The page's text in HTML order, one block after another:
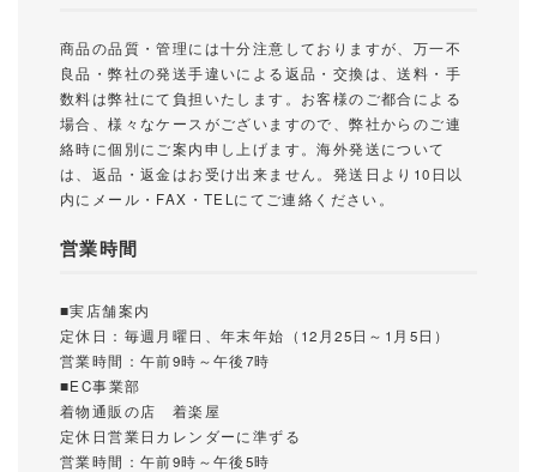
商品の品質・管理には十分注意しておりますが、万一不
良品・弊社の発送手違いによる返品・交換は、送料・手
数料は弊社にて負担いたします。お客様のご都合による
場合、様々なケースがございますので、弊社からのご連
絡時に個別にご案内申し上げます。海外発送について
は、返品・返金はお受け出来ません。発送日より10日以
内にメール・FAX・TELにてご連絡ください。
営業時間
■実店舗案内
定休日：毎週月曜日、年末年始（12月25日～1月5日）
営業時間：午前9時～午後7時
■EC事業部
着物通販の店 着楽屋
定休日営業日カレンダーに準ずる
営業時間：午前9時～午後5時